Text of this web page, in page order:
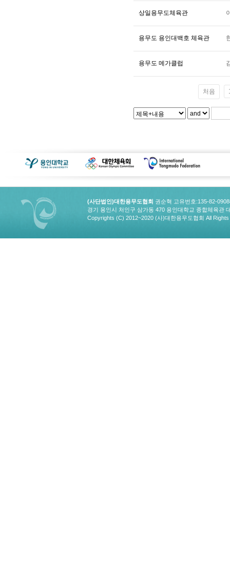
상일용무도체육관
용무도 용인대백호 체육관
용무도 메가클럽
처음
(사단법인)대한용무도협회 권순혁 고유번호:135-82-
경기 용인시 처인구 삼가동 470 용인대학교 종합체육관
Copyrights (C) 2012~2020 (사)대한용무도협회 All